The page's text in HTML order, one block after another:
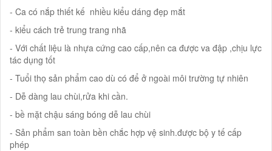
- Ca có nắp thiết kế nhiều kiểu dáng đẹp mắt
- kiểu cách trẻ trung trang nhã
- Với chất liệu là nhựa cứng cao cấp,nên ca được va đập ,chịu lực
tác dụng tốt
- Tuổi thọ sản phẩm cao dù có để ở ngoài môi trường tự nhiên
- Dễ dàng lau chùi,rửa khi cần.
- bề mặt chậu sáng bóng dễ lau chùi
- Sản phẩm san toàn bền chắc hợp vệ sinh.được bộ y tế cấp
phép